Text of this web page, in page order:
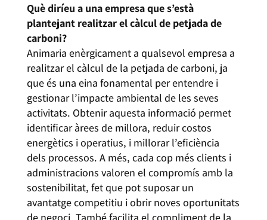
Què diríeu a una empresa que s’està
plantejant realitzar el càlcul de petjada de
carboni?
Animaria enèrgicament a qualsevol empresa a
realitzar el càlcul de la petjada de carboni, ja
que és una eina fonamental per entendre i
gestionar l’impacte ambiental de les seves
activitats. Obtenir aquesta informació permet
identificar àrees de millora, reduir costos
energètics i operatius, i millorar l’eficiència
dels processos. A més, cada cop més clients i
administracions valoren el compromís amb la
sostenibilitat, fet que pot suposar un
avantatge competitiu i obrir noves oportunitats
de negoci. També facilita el compliment de la